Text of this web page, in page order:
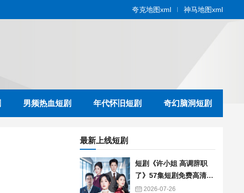
夸克地图xml 神马地图xml
男频热血短剧 年代怀旧短剧 奇幻脑洞短剧
最新上线短剧
短剧《许小姐 高调辞职
了》57集短剧免费高清在
线播放
2026-07-26